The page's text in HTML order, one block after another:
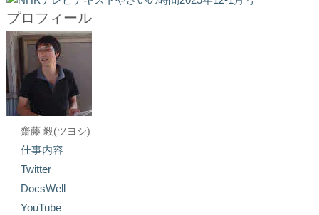
プロフィール
齋藤 毅(ツヨシ)
仕事内容
Twitter
DocsWell
YouTube